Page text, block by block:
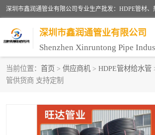
深圳市鑫润通管业有限公司
当前位置： 首页 > 供应商机 > HDPE管材给水管
管供货商 支持定制
HDPE管材给水管
HDPE双壁波纹管 HDPE电